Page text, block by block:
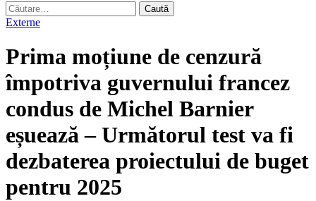
Caută
după:
Externe
Prima moțiune de cenzură
împotriva guvernului francez
condus de Michel Barnier
eșuează – Următorul test va fi
dezbaterea proiectului de buget
pentru 2025